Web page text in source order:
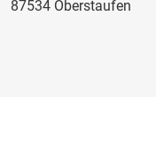
87534 Oberstaufen